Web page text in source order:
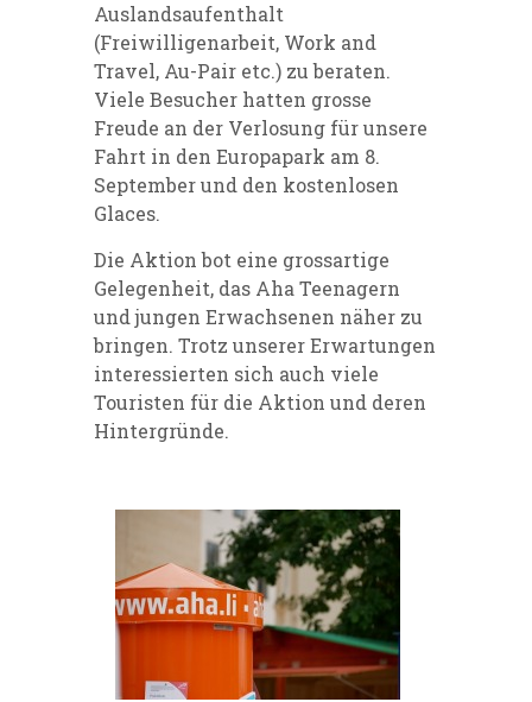
Auslandsaufenthalt
(Freiwilligenarbeit, Work and
Travel, Au-Pair etc.) zu beraten.
Viele Besucher hatten grosse
Freude an der Verlosung für unsere
Fahrt in den Europapark am 8.
September und den kostenlosen
Glaces.
Die Aktion bot eine grossartige
Gelegenheit, das Aha Teenagern
und jungen Erwachsenen näher zu
bringen. Trotz unserer Erwartungen
interessierten sich auch viele
Touristen für die Aktion und deren
Hintergründe.